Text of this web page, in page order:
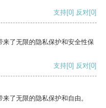
支持[0] 反对[0]
了无限的隐私保护和安全性保
支持[0] 反对[0]
了无限的隐私保护和自由。